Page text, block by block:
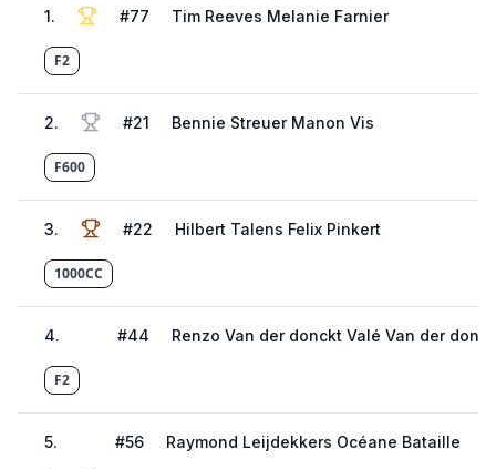
1 . #77 Tim Reeves Melanie Farnier
F2
2. #21 Bennie Streuer Manon Vis
F600
3. #22 Hilbert Talens Felix Pinkert
1000CC
4. #44 Renzo Van der donckt Valé Van der
F2
5. #56 Raymond Leijdekkers Océane Bataille